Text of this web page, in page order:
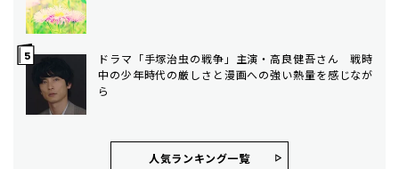
ドラマ「手塚治虫の戦争」主演・高良健吾さん 戦時
中の少年時代の厳しさと漫画への強い熱量を感じなが
ら
人気ランキング⼀覧